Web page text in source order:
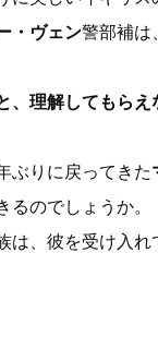
・ヴェン警部補は
、理解してもらえ
ぶりに戻ってきた
のでしょうか。
、彼を受け入れ